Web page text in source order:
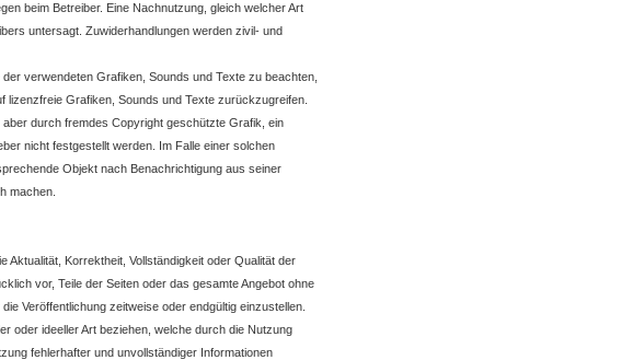
beim Betreiber. Eine Nachnutzung, gleich welcher Art
untersagt. Zuwiderhandlungen werden zivil- und
verwendeten Grafiken, Sounds und Texte zu beachten,
Grafiken, Sounds und Texte zurückzugreifen.
durch fremdes Copyright geschützte Grafik, ein
nicht festgestellt werden. Im Falle einer solchen
Objekt nach Benachrichtigung aus seiner
machen.
Korrektheit, Vollständigkeit oder Qualität der
vor, Teile der Seiten oder das gesamte Angebot ohne
Veröffentlichung zeitweise oder endgültig einzustellen.
oder ideeller Art beziehen, welche durch die Nutzung
fehlerhafter und unvollständiger Informationen